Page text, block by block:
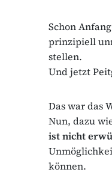
Schon
prinzipiell
stellen.
Und jetzt
Das war das
Nun, dazu
ist nicht
können.